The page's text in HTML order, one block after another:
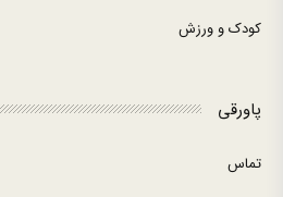
کودک و ورزش
پاورقی
تماس